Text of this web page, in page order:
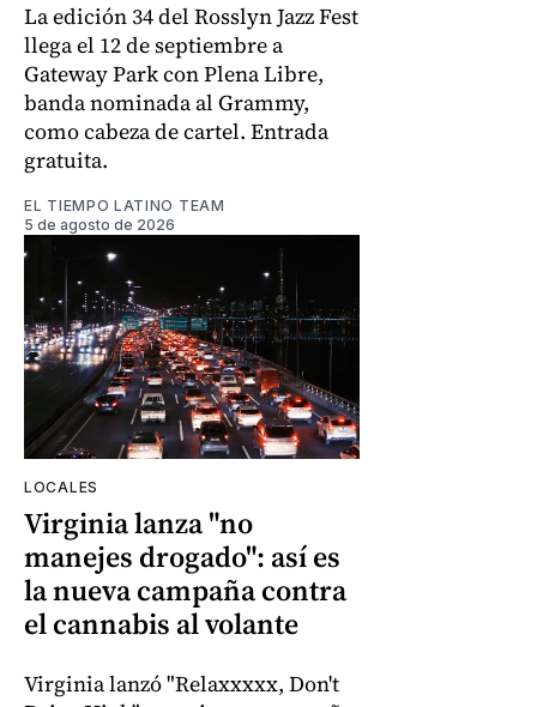
La edición 34 del Rosslyn Jazz Fest
llega el 12 de septiembre a
Gateway Park con Plena Libre,
banda nominada al Grammy,
como cabeza de cartel. Entrada
gratuita.
EL TIEMPO LATINO TEAM
5 de agosto de 2026
LOCALES
Virginia lanza "no
manejes drogado": así es
la nueva campaña contra
el cannabis al volante
Virginia lanzó "Relaxxxxx, Don't